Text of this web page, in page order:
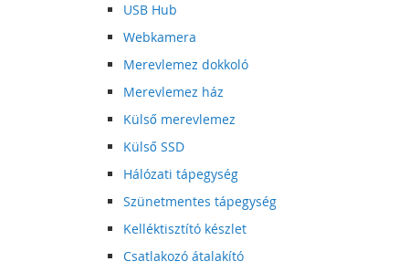
USB Hub
Webkamera
Merevlemez dokkoló
Merevlemez ház
Külső merevlemez
Külső SSD
Hálózati tápegység
Szünetmentes tápegység
Kelléktisztító készlet
Csatlakozó átalakító